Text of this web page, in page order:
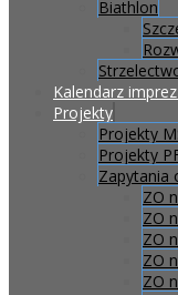
Biathlon
Kalendarz
Projekty
Projekty
Projekty
Zapytania
ZO
ZO
ZO
ZO
ZO